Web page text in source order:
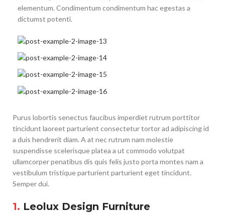
elementum. Condimentum condimentum hac egestas a
dictumst potenti.
Purus lobortis senectus faucibus imperdiet rutrum porttitor
tincidunt laoreet parturient consectetur tortor ad adipiscing id
a duis hendrerit diam. A at nec rutrum nam molestie
suspendisse scelerisque platea a ut commodo volutpat
ullamcorper penatibus dis quis felis justo porta montes nam a
vestibulum tristique parturient parturient eget tincidunt.
Semper dui.
1. Leolux Design Furniture